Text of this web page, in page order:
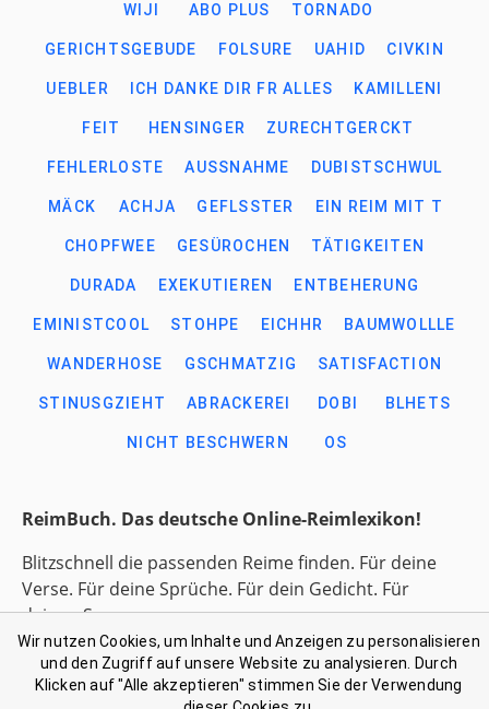
WIJI ABO PLUS TORNADO
GERICHTSGEBUDE FOLSURE UAHID CIVKIN
UEBLER ICH DANKE DIR FR ALLES KAMILLENI
FEIT HENSINGER ZURECHTGERCKT
FEHLERLOSTE AUSSNAHME DUBISTSCHWUL
MÄCK ACHJA GEFLSSTER EIN REIM MIT T
CHOPFWEE GESÜROCHEN TÄTIGKEITEN
DURADA EXEKUTIEREN ENTBEHERUNG
EMINISTCOOL STOHPE EICHHR BAUMWOLLLE
WANDERHOSE GSCHMATZIG SATISFACTION
STINUSGZIEHT ABRACKEREI DOBI BLHETS
NICHT BESCHWERN OS
ReimBuch. Das deutsche Online-Reimlexikon!
Blitzschnell die passenden Reime finden. Für deine
Verse. Für deine Sprüche. Für dein Gedicht. Für
deinen Song.
Link-Liste gesammelter Begriffe
Kontakt: support@reimbuch .net
Wir nutzen Cookies, um Inhalte und Anzeigen zu personalisieren
und den Zugriff auf unsere Website zu analysieren. Durch
Klicken auf "Alle akzeptieren" stimmen Sie der Verwendung